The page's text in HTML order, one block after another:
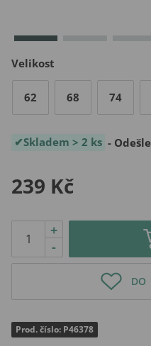
Velikost
62 68 74
Skladem > 2 ks -
239 Kč
-
+
DO
Prod. číslo: P46378